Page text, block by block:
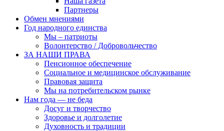
Партнеры
Обмен мнениями
Год народного единства
Мы – патриоты
Волонтерство / Добровольчество
ЗА НАШИ ПРАВА
Пенсионное обеспечение
Социальное и медицинское обслуживание
Правовая защита
Мы на потребительском рынке
Нам года — не беда
Досуг и творчество
Здоровье и долголетие
Духовность и традиции